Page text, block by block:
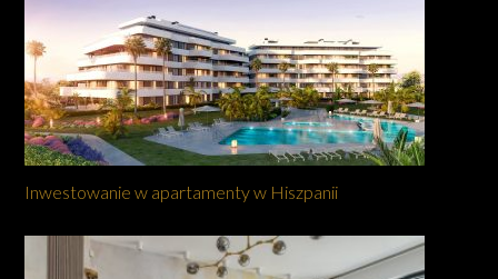
Inwestowanie w apartamenty w Hiszpanii